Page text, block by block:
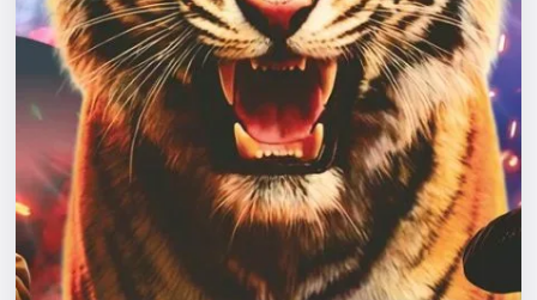
Площадки
Артисты
Рейтинги